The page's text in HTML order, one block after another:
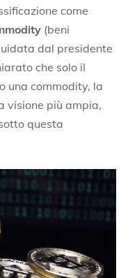
come
(beni
dal presidente
che solo il
una commodity, la
visione più ampia,
questa